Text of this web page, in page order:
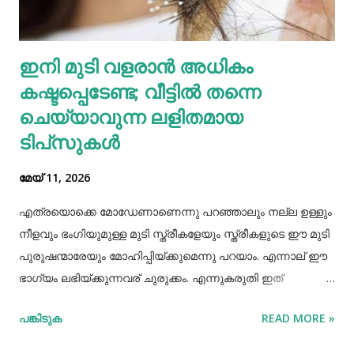
കഴിക്കുന്നത് ചില രോഗങ്ങൾ തടയാൻ സഹായിക്കുന്നു. റാഗി...
എല്ലാത്തരം തിനയും പോഷകസമൃദ്ധമാണെങ്കിലും, റാഗിക്ക്
ചില പ്രത്യേക ഗുണങ്ങളുണ്ട്. റാഗി ഗ്ലൂറ്റൻ രഹിതവും
പ്രോട്ടീനാൽ സമ്പുഷ്ടവുമാണ്. മറ്റ് തിനകളേക്കാൾ കൂടുതൽ
കാൽസ്യ...
ഇനി മുടി വളരാൻ അധികം
കഷ്ടപ്പെടേണ്ട; വീട്ടിൽ തന്നെ
ചെയ്യാവുന്ന ലളിതമായ
ടിപ്‌സുകൾ
മേയ് 11, 2026
എത്രയൊക്കെ മോഡേണാണെന്നു പറഞ്ഞാലും നല്ല ഉള്ളും
നീളവും ഭംഗിയുമുള്ള മുടി സ്ത്രീകളേയും സ്ത്രീകളുടെ ഈ മുടി
പുരുഷന്മാരേയും മോഹിപ്പിയ്ക്കുമെന്നു പറയാം. എന്നാല് ഈ
ഭാഗ്യം ലഭിയ്ക്കുന്നവര് ചുരുക്കം. എന്നുകരുതി ഇത്
സഹായിക്കുന്ന ചില വഴികളെക്കുറിച്ചറിയൂ,മുടി വളര്‍ച്ചയ്ക്ക്
പങ്കിടുക READ MORE »